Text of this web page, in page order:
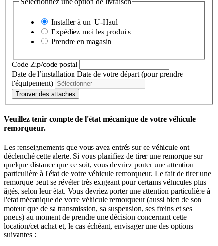
Sélectionnez une option de livraison
Installer à un U-Haul
Expédiez-moi les produits
Prendre en magasin
Code Zip/code postal
Date de l’installation Date de votre départ (pour prendre
l'équipement)
Trouver des attaches
Veuillez tenir compte de l'état mécanique de votre véhicule
remorqueur.
Les renseignements que vous avez entrés sur ce véhicule ont
déclenché cette alerte. Si vous planifiez de tirer une remorque sur
quelque distance que ce soit, vous devriez porter une attention
particulière à l'état de votre véhicule remorqueur. Le fait de tirer une
remorque peut se révéler très exigeant pour certains véhicules plus
âgés, selon leur état. Vous devriez porter une attention particulière à
l'état mécanique de votre véhicule remorqueur (aussi bien de son
moteur que de sa transmission, sa suspension, ses freins et ses
pneus) au moment de prendre une décision concernant cette
location/cet achat et, le cas échéant, envisager une des options
suivantes :